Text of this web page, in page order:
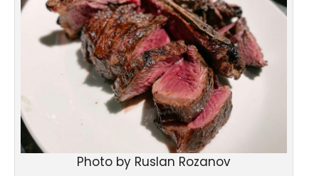
Photo by Ruslan Rozanov